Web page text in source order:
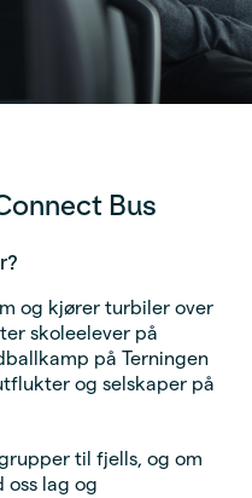
Bus
og kjører turbiler over
skoleelever på
på Terningen
og selskaper på
til fjells, og om
oss lag og